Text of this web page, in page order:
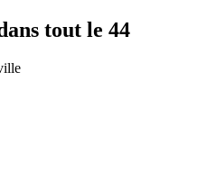
tout le 44